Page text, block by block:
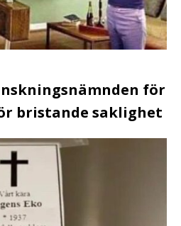
för
bristande saklighet